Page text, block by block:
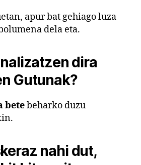
apur bat gehiago luza
dela eta.
dira
Gutunak?
betebeharko duzu
nahi dut,